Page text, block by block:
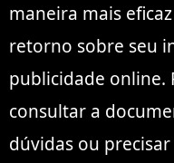
maneira mais
retorno sobre seu
publicidade online.
consultar a
dúvidas ou